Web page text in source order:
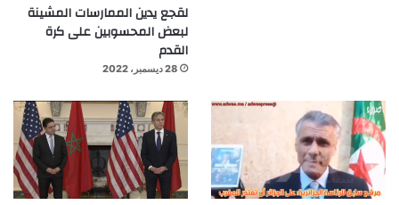
لقجع يدين الممارسات المشينة
لبعض المحسوبين على كرة
القدم
28 ديسمبر، 2022